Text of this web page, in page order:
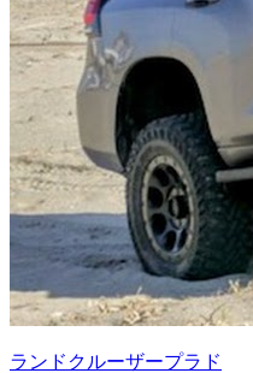
ランドクルーザープラド